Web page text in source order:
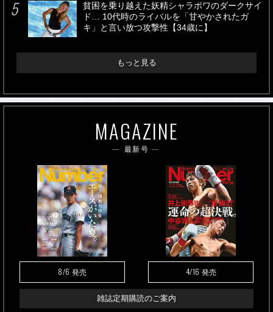
貧困を乗り越えた妖精シャラポワのダークサイ
ド… 10代時のライバルを「甘やかされたガ
キ」と言い放つ攻撃性【34歳に】
もっと見る
MAGAZINE
最新号
8/6 発売 4/16 発売
雑誌定期購読のご案内